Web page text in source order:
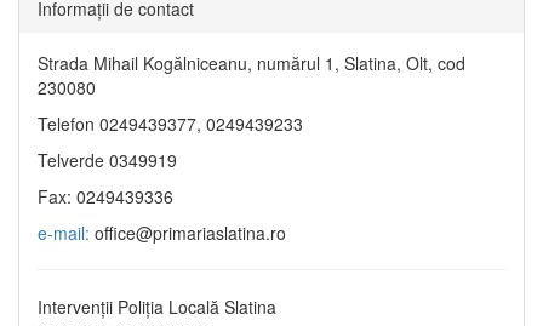
Informaţii de contact
Strada Mihail Kogălniceanu, numărul 1, Slatina, Olt, cod
230080
Telefon 0249439377, 0249439233
Telverde 0349919
Fax: 0249439336
e-mail: office@primariaslatina.ro
Intervenții Poliția Locală Slatina